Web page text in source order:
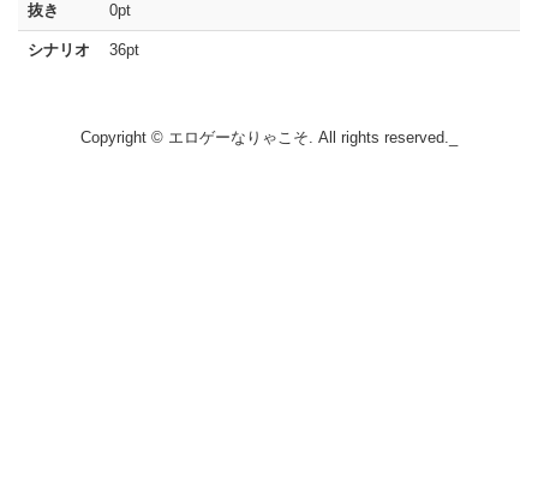
抜き 0pt
シナリオ 36pt
Copyright © エロゲーなりゃこそ. All rights reserved._